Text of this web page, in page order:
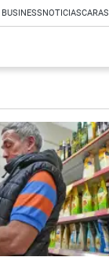
BUSINESSNOTICIASCARAS